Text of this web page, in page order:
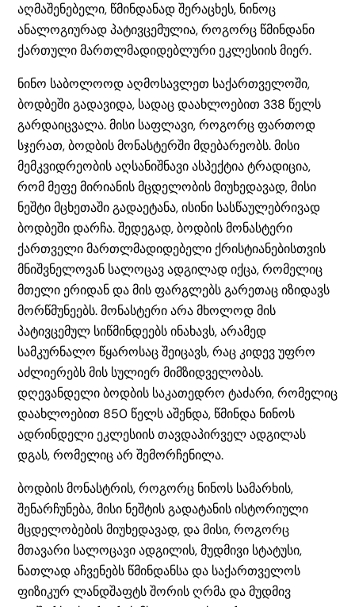
აღმაშენებელი, წმინდანად შერაცხეს, ნინოც
ანალოგიურად პატივცემულია, როგორც წმინდანი
ქართული მართლმადიდებლური ეკლესიის მიერ.
ნინო საბოლოოდ აღმოსავლეთ საქართველოში,
ბოდბეში გადავიდა, სადაც დაახლოებით 338 წელს
გარდაიცვალა. მისი საფლავი, როგორც ფართოდ
სჯერათ, ბოდბის მონასტერში მდებარეობს. მისი
მემკვიდრეობის აღსანიშნავი ასპექტია ტრადიცია,
რომ მეფე მირიანის მცდელობის მიუხედავად, მისი
ნეშტი მცხეთაში გადაეტანა, ისინი სასწაულებრივად
ბოდბეში დარჩა. შედეგად, ბოდბის მონასტერი
ქართველი მართლმადიდებელი ქრისტიანებისთვის
მნიშვნელოვან სალოცავ ადგილად იქცა, რომელიც
მთელი ერიდან და მის ფარგლებს გარეთაც იზიდავს
მორწმუნეებს. მონასტერი არა მხოლოდ მის
პატივცემულ სიწმინდეებს ინახავს, არამედ
სამკურნალო წყაროსაც შეიცავს, რაც კიდევ უფრო
აძლიერებს მის სულიერ მიმზიდველობას.
დღევანდელი ბოდბის საკათედრო ტაძარი, რომელიც
დაახლოებით 850 წელს აშენდა, წმინდა ნინოს
ადრინდელი ეკლესიის თავდაპირველ ადგილას
დგას, რომელიც არ შემორჩენილა.
ბოდბის მონასტრის, როგორც ნინოს სამარხის,
შენარჩუნება, მისი ნეშტის გადატანის ისტორიული
მცდელობების მიუხედავად, და მისი, როგორც
მთავარი სალოცავი ადგილის, მუდმივი სტატუსი,
ნათლად აჩვენებს წმინდანსა და საქართველოს
ფიზიკურ ლანდშაფტს შორის ღრმა და მუდმივ